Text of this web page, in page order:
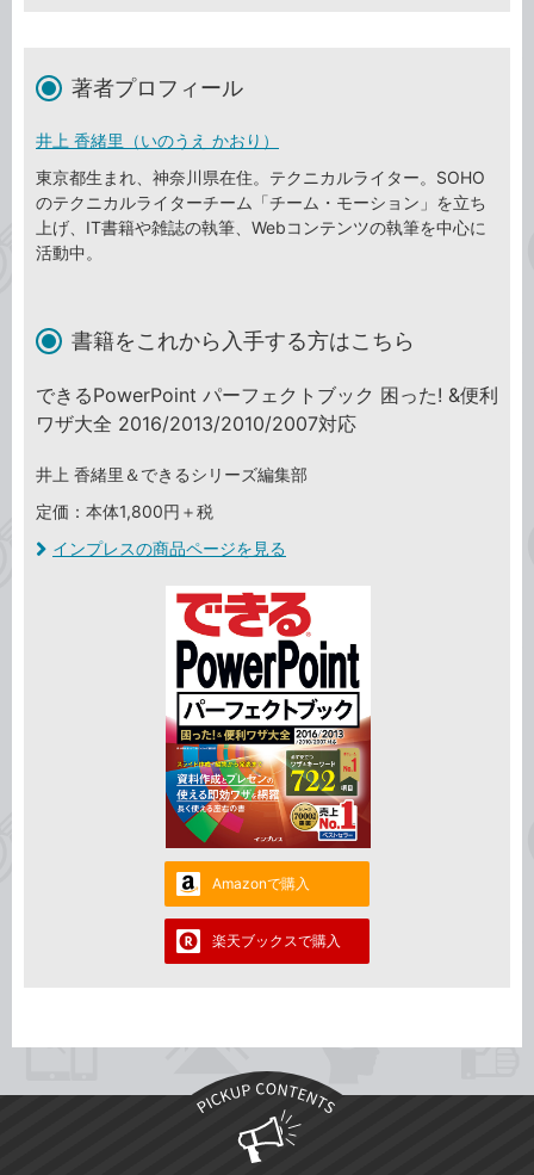
著者プロフィール
井上 香緒里（いのうえ かおり）
東京都生まれ、神奈川県在住。テクニカルライター。SOHO
のテクニカルライターチーム「チーム・モーション」を立ち
上げ、IT書籍や雑誌の執筆、Webコンテンツの執筆を中心に
活動中。
書籍をこれから入手する方はこちら
できるPowerPoint パーフェクトブック 困った! &便利
ワザ大全 2016/2013/2010/2007対応
井上 香緒里＆できるシリーズ編集部
定価：本体1,800円＋税
インプレスの商品ページを見る
Amazonで購入
楽天ブックスで購入